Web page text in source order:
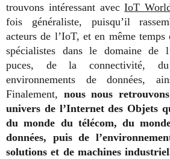
trouvons intéressant avecIoT
fois généraliste, puisqu’il
acteurs de l’IoT, et en même
spécialistes dans le domaine de
puces, de la connectivité,
environnements de données,
Finalement, nous nous
univers de l’Internet des Objets
du monde du télécom, du
données, puis de
solutions et de machines